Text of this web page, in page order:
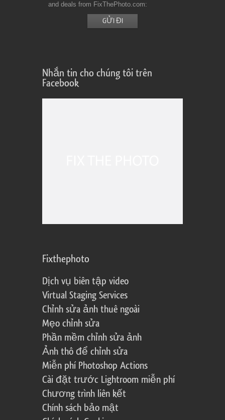
and deals from FixThePhoto.com
Nhắn tin cho chúng tôi trên
Facebook
Fixthephoto
Dịch vụ biên tập video
Virtual Staging Services
Chỉnh sửa ảnh thuê ngoài
Mẹo chỉnh sửa
Phần mềm chỉnh sửa ảnh
Ảnh thô để chỉnh sửa
Miễn phí Photoshop Actions
Cài đặt trước Lightroom miễn phí
Chương trình liên kết
Chính sách bảo mật